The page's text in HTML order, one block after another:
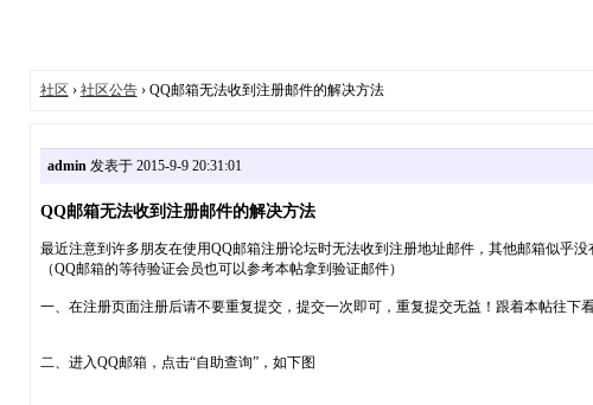
社区 › 社区公告› QQ邮箱无法收到注册邮件的解决方法
admin发表于 2015-9-9 20:31:01
QQ邮箱无法收到注册邮件的解决方法
最近注意到许多朋友在使用QQ邮箱注册论坛时无法收到注册地址邮件，其他邮箱似乎
（QQ邮箱的等待验证会员也可以参考本帖拿到验证邮件）
一、在注册页面注册后请不要重复提交，提交一次即可，重复提交无益！跟着本帖往下
二、进入QQ邮箱，点击“自助查询”，如下图